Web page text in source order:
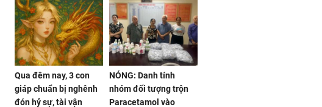
Qua đêm nay, 3 con
giáp chuẩn bị nghênh
đón hỷ sự, tài vận
NÓNG: Danh tính
nhóm đối tượng trộn
Paracetamol vào